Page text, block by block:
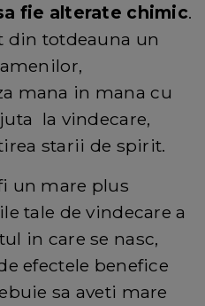
fie alterate chimic.
din totdeauna un
mana in mana cu
la vindecare,
starii de spirit.
un mare plus
tale de vindecare a
in care se nasc,
efectele benefice
sa aveti mare